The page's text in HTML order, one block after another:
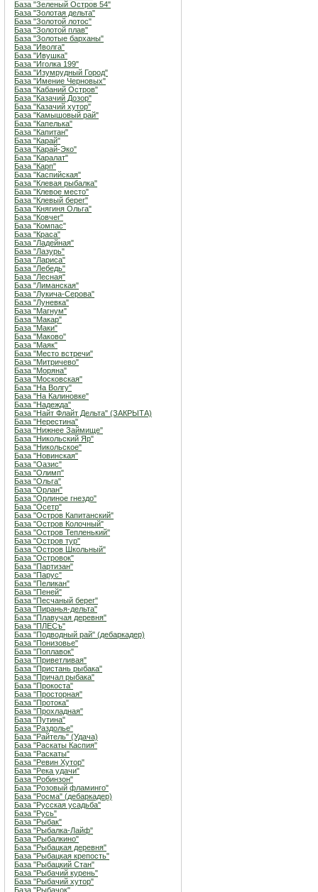
База "Зеленый Остров 54"
База "Золотая дельта"
База "Золотой лотос"
База "Золотой плав"
База "Золотые барханы"
База "Иволга"
База "Ивушка"
База "Иголка 199"
База "Изумрудный Город"
База "Имение Черновых"
База "Кабаний Остров"
База "Казачий Дозор"
База "Казачий хутор"
База "Камышовый рай"
База "Капелька"
База "Капитан"
База "Карай"
База "Карай-Эко"
База "Каралат"
База "Карп"
База "Каспийская"
База "Клевая рыбалка"
База "Клевое место"
База "Клевый берег"
База "Княгиня Ольга"
База "Ковчег"
База "Компас"
База "Краса"
База "Ладейная"
База "Лазурь"
База "Лариса"
База "Лебедь"
База "Лесная"
База "Лиманская"
База "Лукича-Серова"
База "Луневка"
База "Магнум"
База "Макар"
База "Маки"
База "Маково"
База "Маяк"
База "Место встречи"
База "Митричево"
База "Моряна"
База "Московская"
База "На Волгу"
База "На Калиновке"
База "Надежда"
База "Найт Флайт Дельта" (ЗАКРЫТА)
База "Нерестина"
База "Нижнее Займище"
База "Никольский Яр"
База "Никольское"
База "Новинская"
База "Оазис"
База "Олимп"
База "Ольга"
База "Орлан"
База "Орлиное гнездо"
База "Осетр"
База "Остров Капитанский"
База "Остров Колочный"
База "Остров Тепленький"
База "Остров тур"
База "Остров Школьный"
База "Островок"
База "Партизан"
База "Парус"
База "Пеликан"
База "Пеней"
База "Песчаный берег"
База "Пиранья-дельта"
База "Плавучая деревня"
База "ПЛЕСъ"
База "Подводный рай" (дебаркадер)
База "Понизовье"
База "Поплавок"
База "Приветливая"
База "Пристань рыбака"
База "Причал рыбака"
База "Прокоста"
База "Просторная"
База "Протока"
База "Прохладная"
База "Путина"
База "Раздолье"
База "Райтель" (Удача)
База "Раскаты Каспия"
База "Раскаты"
База "Ревин Хутор"
База "Река удачи"
База "Робинзон"
База "Розовый фламинго"
База "Росма" (дебаркадер)
База "Русская усадьба"
База "Русь"
База "Рыбак"
База "Рыбалка-Лайф"
База "Рыбалкино"
База "Рыбацкая деревня"
База "Рыбацкая крепость"
База "Рыбацкий Стан"
База "Рыбачий курень"
База "Рыбачий хутор"
База "Рыбачок"